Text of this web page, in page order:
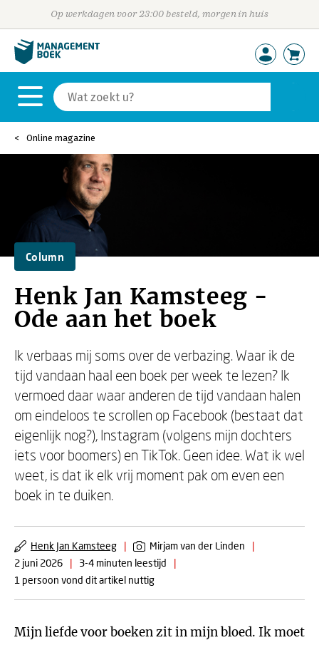
Op werkdagen voor 23:00 besteld, morgen in huis
Online magazine
Column
Henk Jan Kamsteeg -
Ode aan het boek
Ik verbaas mij soms over de verbazing. Waar ik de
tijd vandaan haal een boek per week te lezen? Ik
vermoed daar waar anderen de tijd vandaan halen
om eindeloos te scrollen op Facebook (bestaat dat
eigenlijk nog?), Instagram (volgens mijn dochters
iets voor boomers) en TikTok. Geen idee. Wat ik wel
weet, is dat ik elk vrij moment pak om even een
boek in te duiken.
Henk Jan Kamsteeg | Mirjam van der Linden
|
2 juni 2026
| 3-4 minuten leestijd
|
1 persoon vond dit artikel nuttig
Mijn liefde voor boeken zit in mijn bloed. Ik moet